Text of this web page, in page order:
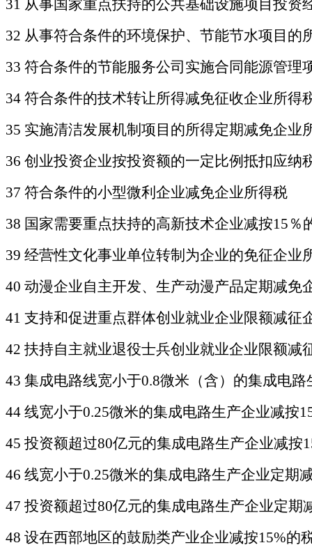
31 从事国家重点扶持的公共基础设施项目投资
32 从事符合条件的环境保护、节能节水项目的
33 符合条件的节能服务公司实施合同能源管理
34 符合条件的技术转让所得减免征收企业所得
35 实施清洁发展机制项目的所得定期减免企业
36 创业投资企业按投资额的一定比例抵扣应纳
37 符合条件的小型微利企业减免企业所得税
38 国家需要重点扶持的高新技术企业减按15％
39 经营性文化事业单位转制为企业的免征企业
40 动漫企业自主开发、生产动漫产品定期减免
41 支持和促进重点群体创业就业企业限额减征
42 扶持自主就业退役士兵创业就业企业限额减
43 集成电路线宽小于0.8微米（含）的集成电
44 线宽小于0.25微米的集成电路生产企业减按
45 投资额超过80亿元的集成电路生产企业减按
46 线宽小于0.25微米的集成电路生产企业定期
47 投资额超过80亿元的集成电路生产企业定期
48 设在西部地区的鼓励类产业企业减按15%的